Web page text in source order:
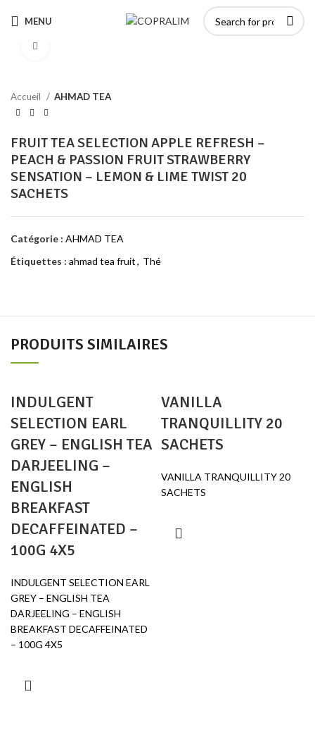
MENU
Accueil AHMAD TEA
FRUIT TEA SELECTION APPLE REFRESH –
PEACH & PASSION FRUIT STRAWBERRY
SENSATION – LEMON & LIME TWIST 20
SACHETS
Catégorie : AHMAD TEA
Étiquettes : ahmad tea fruit, Thé
PRODUITS SIMILAIRES
INDULGENT
SELECTION EARL
GREY – ENGLISH TEA
DARJEELING –
ENGLISH
BREAKFAST
DECAFFEINATED –
100G 4X5
INDULGENT SELECTION EARL
GREY – ENGLISH TEA
DARJEELING – ENGLISH
BREAKFAST DECAFFEINATED
– 100G 4X5
VANILLA
TRANQUILLITY 20
SACHETS
VANILLA TRANQUILLITY 20
SACHETS